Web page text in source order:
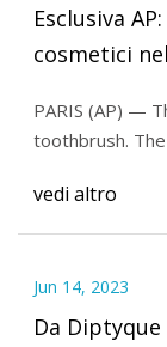
Esclusiva
cosmetici
PARIS (AP) —
toothbrush.
vedi altro
Jun 14, 2023
Da